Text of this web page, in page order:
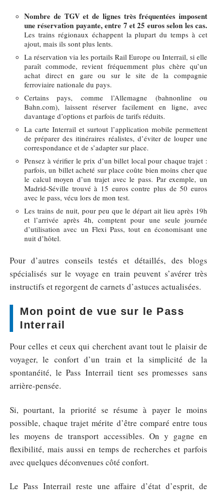
Nombre de TGV et de lignes très fréquentées imposent
une réservation payante, entre 7 et 25 euros selon les cas.
Les trains régionaux échappent la plupart du temps à cet
ajout, mais ils sont plus lents.
La réservation via les portails Rail Europe ou Interrail, si elle
paraît commode, revient fréquemment plus chère qu’un
achat direct en gare ou sur le site de la compagnie
ferroviaire nationale du pays.
Certains pays, comme l’Allemagne (bahnonline ou
Bahn.com), laissent réserver facilement en ligne, avec
davantage d’options et parfois de tarifs réduits.
La carte Interrail et surtout l’application mobile permettent
de préparer des itinéraires réalistes, d’éviter de louper une
correspondance et de s’adapter sur place.
Pensez à vérifier le prix d’un billet local pour chaque trajet :
parfois, un billet acheté sur place coûte bien moins cher que
le calcul moyen d’un trajet avec le pass. Par exemple, un
Madrid-Séville trouvé à 15 euros contre plus de 50 euros
avec le pass, vécu lors de mon test.
Les trains de nuit, pour peu que le départ ait lieu après 19h
et l’arrivée après 4h, comptent pour une seule journée
d’utilisation avec un Flexi Pass, tout en économisant une
nuit d’hôtel.
Pour d’autres conseils testés et détaillés, des blogs
spécialisés sur le voyage en train peuvent s’avérer très
instructifs et regorgent de carnets d’astuces actualisées.
Mon point de vue sur le Pass
Interrail
Pour celles et ceux qui cherchent avant tout le plaisir de
voyager, le confort d’un train et la simplicité de la
spontanéité, le Pass Interrail tient ses promesses sans
arrière-pensée.
Si, pourtant, la priorité se résume à payer le moins
possible, chaque trajet mérite d’être comparé entre tous
les moyens de transport accessibles. On y gagne en
flexibilité, mais aussi en temps de recherches et parfois
avec quelques déconvenues côté confort.
Le Pass Interrail reste une affaire d’état d’esprit, de